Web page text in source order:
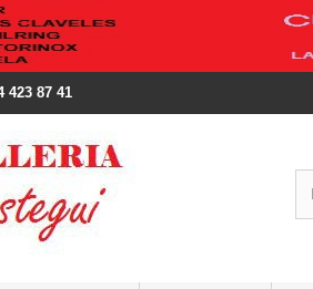
423 87 41